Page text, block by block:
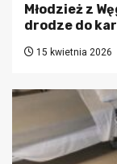
Młodzież z
drodze do
15 kwietnia 2026